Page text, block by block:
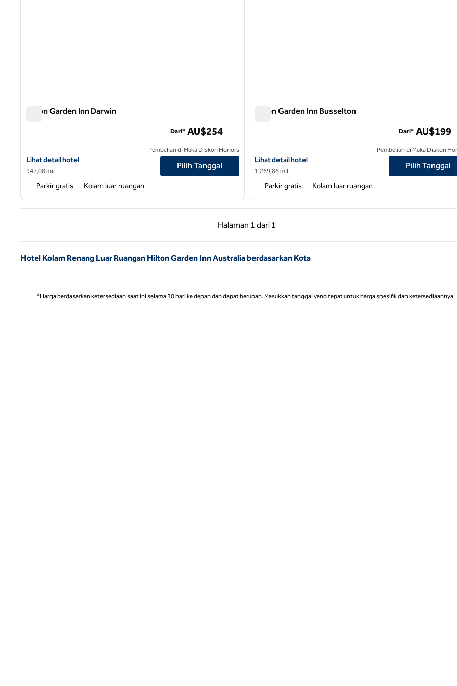
Hilton Garden Inn Darwin
Lihat detail hotel untuk Hilton Garden Inn Darwin
Lihat detail hotel
947,08 mil
Dari* AU$254
Pembelian di Muka Diskon Honors
Pilih Tanggal
Parkir gratis Kolam luar ruangan
Hilton Garden Inn Busselton
Lihat detail hotel untuk Hilton Garden Inn Busselton
Lihat detail hotel
1.269,86 mil
Dari* AU$199
Pembelian di Muka Diskon
Pilih Tanggal
Parkir gratis Kolam luar ruangan
Halaman 1 dari 1
Halaman Sebelumnya, 1 dari 1
Halaman 1 dari 1
Hotel Kolam Renang Luar Ruangan Hilton Garden Inn Australia berdasarkan Kota
*Harga berdasarkan ketersediaan saat ini selama 30 hari ke depan dan dapat berubah. Masukkan tanggal yang tepat untuk harga spesifik dan ketersediaannya.